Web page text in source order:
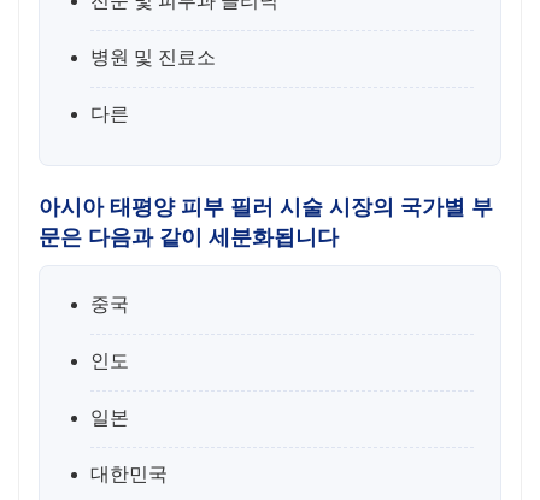
병원 및 진료소
다른
아시아 태평양 피부 필러 시술 시장의 국가별 부
문은 다음과 같이 세분화됩니다
중국
인도
일본
대한민국